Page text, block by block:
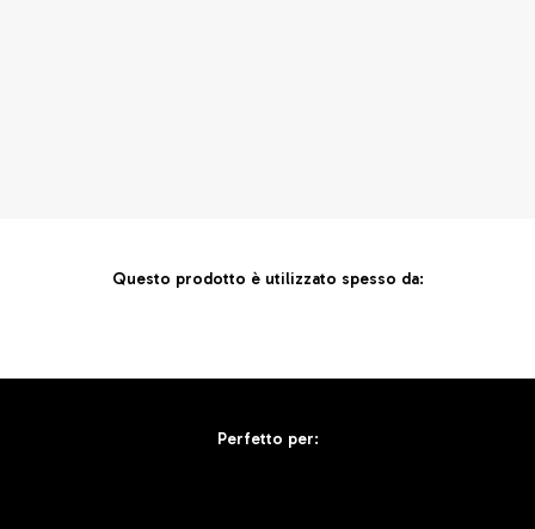
Questo prodotto è utilizzato spesso da:
Perfetto per: